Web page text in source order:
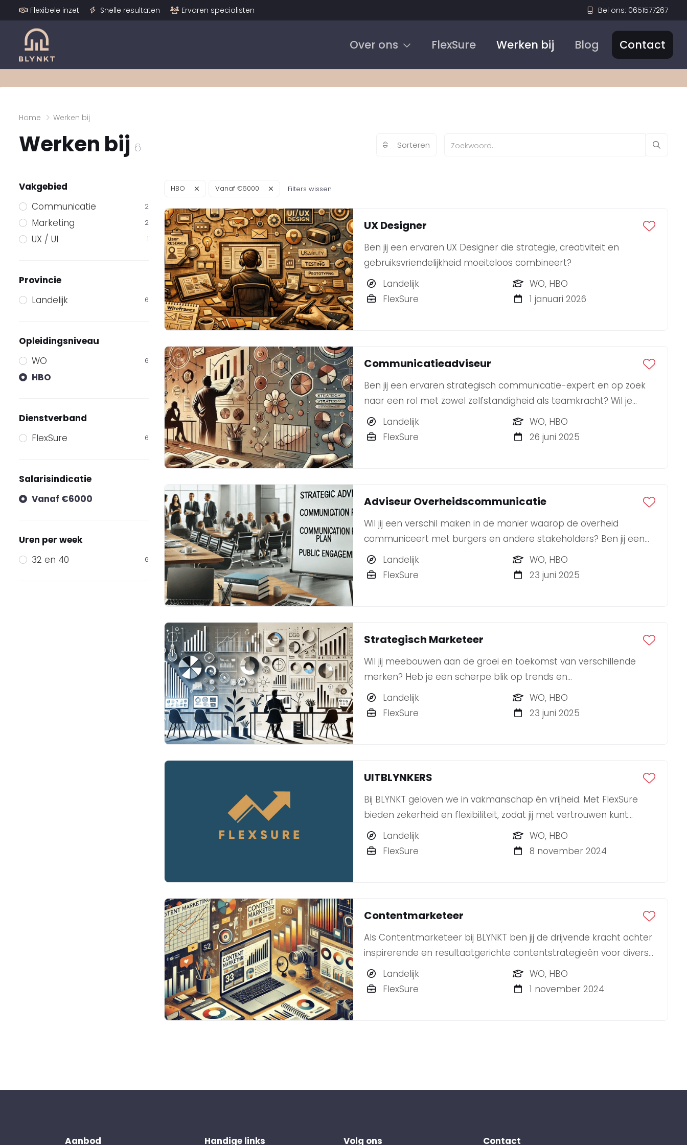
Home Werken bij
Werken bij 6 Sorteren
Vakgebied
Communicatie
2
Marketing 2
UX / UI 1
Provincie
Landelijk
6
Opleidingsniveau
WO
6
HBO
Dienstverband
FlexSure
6
Salarisindicatie
Vanaf €6000
Uren per week
32 en 40
6
HBO Vanaf €6000 Filters wissen
UX Designer
Ben jij een ervaren UX Designer die strategie, creativiteit en
gebruiksvriendelijkheid moeiteloos combineert?
Landelijk
WO, HBO
FlexSure
1 januari 2026
Communicatieadviseur
Ben jij een ervaren strategisch communicatie-expert en op zoek
naar een rol met zowel zelfstandigheid als teamkracht? Wil je
werken in een dynamische omgeving met vakgenoten die continu
groeien en ontwikkelen? Dan is BLYNKT dé plek voor jou!
Landelijk
WO, HBO
FlexSure
26 juni 2025
Adviseur Overheidscommunicatie
Wil jij een verschil maken in de manier waarop de overheid
communiceert met burgers en andere stakeholders? Ben jij een
strategische denker die ook de handen uit de mouwen steekt?
BLYNKT zoekt een enthousiaste Adviseur Overheidscommunicatie.
Landelijk
WO, HBO
FlexSure
23 juni 2025
Strategisch Marketeer
Wil jij meebouwen aan de groei en toekomst van verschillende
merken? Heb je een scherpe blik op trends en
marktontwikkelingen en weet je strategie om te zetten in
impactvolle campagnes? Dan zoeken wij jou als onze nieuwe
Landelijk
WO, HBO
FlexSure
23 juni 2025
UITBLYNKERS
Bij BLYNKT geloven we in vakmanschap én vrijheid. Met FlexSure
bieden zekerheid en flexibiliteit, zodat jij met vertrouwen kunt
werken aan projecten die écht bij jou passen.
Landelijk
WO, HBO
FlexSure
8 november 2024
Contentmarketeer
Als Contentmarketeer bij BLYNKT ben jij de drijvende kracht achter
inspirerende en resultaatgerichte contentstrategieën voor diverse
klanten.Landelijk
WO, HBO
FlexSure
1 november 2024
Flexibele inzet Snelle resultaten Ervaren specialisten Bel ons: 0651577267
Over ons FlexSure Werken bij Blog Contact
Aanbod Handige links Volg ons Contact